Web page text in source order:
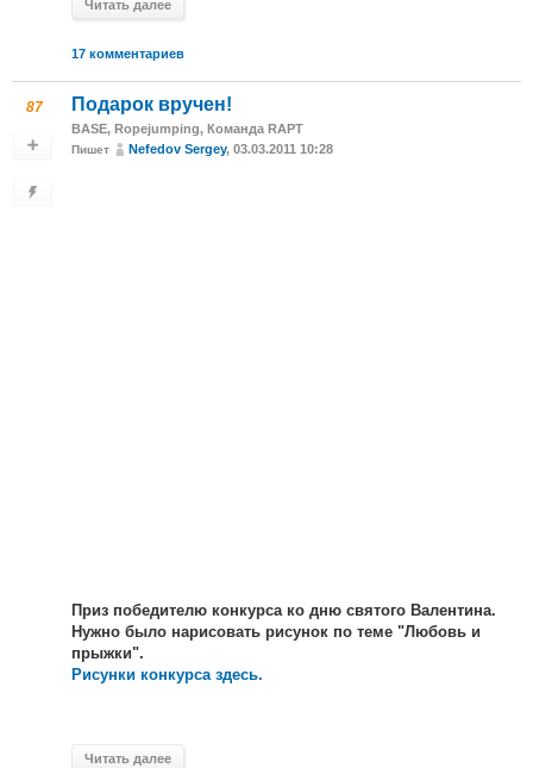
Читать далее
17 комментариев
87 Подарок вручен!
BASE, Ropejumping, Команда RAPT
Пишет Nefedov Sergey, 03.03.2011 10:28
Приз победителю конкурса ко дню святого Валентина.
Нужно было нарисовать рисунок по теме "Любовь и
прыжки".
Рисунки конкурса здесь.
Читать далее